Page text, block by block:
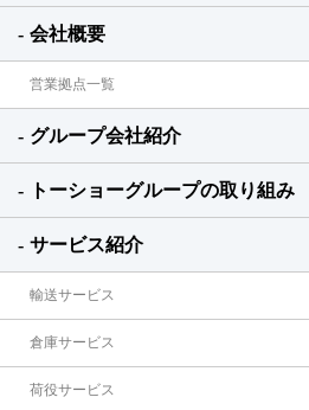
会社概要
営業拠点一覧
グループ会社紹介
トーショーグループの取り組み
サービス紹介
輸送サービス
倉庫サービス
荷役サービス